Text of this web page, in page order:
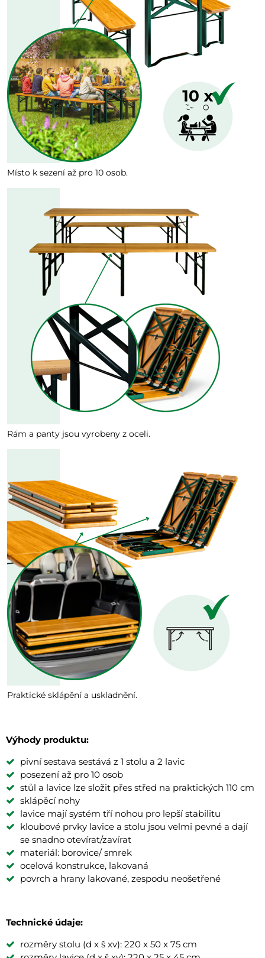
Místo k sezení až pro 10 osob.
Rám a panty jsou vyrobeny z oceli.
Praktické sklápění a uskladnění.
Výhody produktu:
pivní sestava sestává z 1 stolu a 2 lavic
posezení až pro 10 osob
stůl a lavice lze složit přes střed na praktických 110 cm
sklápěcí nohy
lavice mají systém tří nohou pro lepší stabilitu
kloubové prvky lavice a stolu jsou velmi pevné a dají
se snadno otevírat/zavírat
materiál: borovice/ smrek
ocelová konstrukce, lakovaná
povrch a hrany lakované, zespodu neošetřené
Technické údaje:
rozměry stolu (d x š xv): 220 x 50 x 75 cm